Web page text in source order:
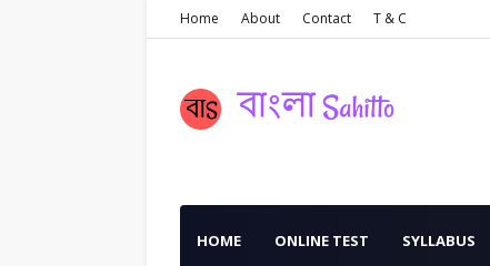
Home About Contact T & C
HOME ONLINE TEST SYLLABUS